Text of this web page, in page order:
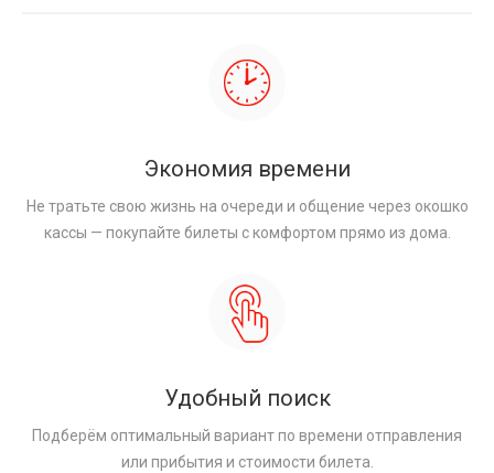
Экономия времени
Не тратьте свою жизнь на очереди и общение через окошко
кассы — покупайте билеты с комфортом прямо из дома.
Удобный поиск
Подберём оптимальный вариант по времени отправления
или прибытия и стоимости билета.